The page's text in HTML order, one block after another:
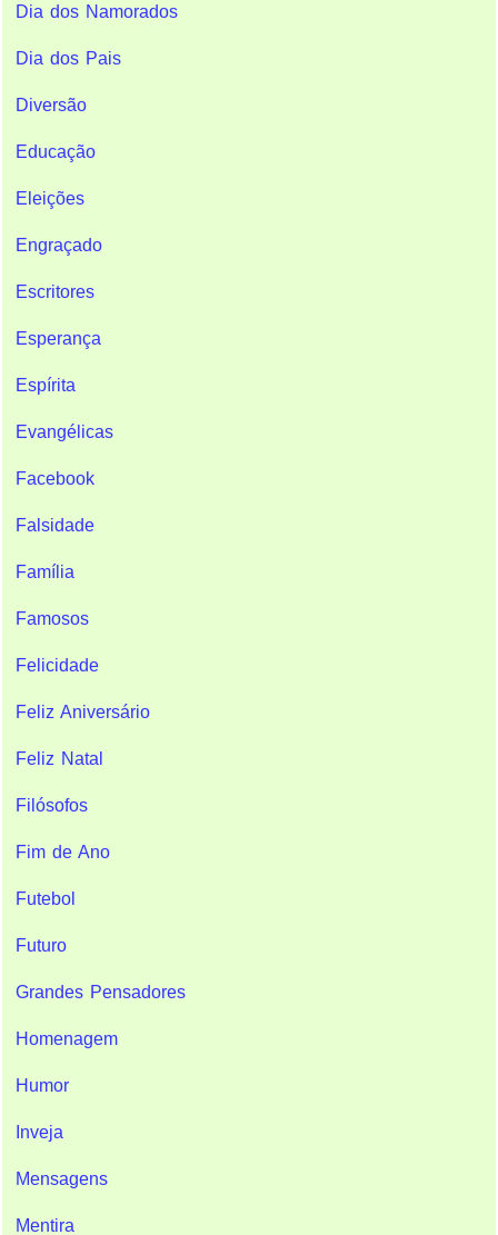
Dia dos Namorados
Dia dos Pais
Diversão
Educação
Eleições
Engraçado
Escritores
Esperança
Espírita
Evangélicas
Facebook
Falsidade
Família
Famosos
Felicidade
Feliz Aniversário
Feliz Natal
Filósofos
Fim de Ano
Futebol
Futuro
Grandes Pensadores
Homenagem
Humor
Inveja
Mensagens
Mentira